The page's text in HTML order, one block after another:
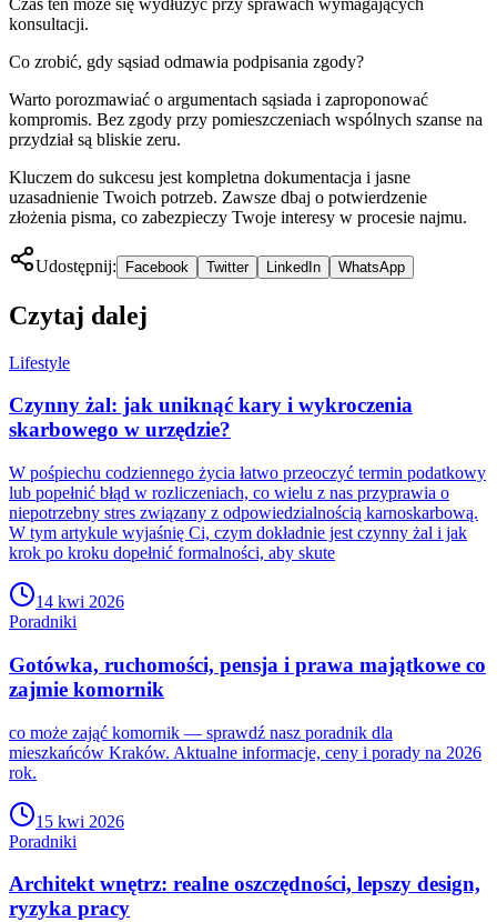
konsultacji.
Co zrobić, gdy sąsiad odmawia podpisania zgody?
Warto porozmawiać o argumentach sąsiada i zaproponować
kompromis. Bez zgody przy pomieszczeniach wspólnych szanse na
przydział są bliskie zeru.
Kluczem do sukcesu jest kompletna dokumentacja i jasne
uzasadnienie Twoich potrzeb. Zawsze dbaj o potwierdzenie
złożenia pisma, co zabezpieczy Twoje interesy w procesie najmu.
Udostępnij: Facebook Twitter LinkedIn WhatsApp
Czytaj dalej
Lifestyle
Czynny żal: jak uniknąć kary i wykroczenia
skarbowego w urzędzie?
W pośpiechu codziennego życia łatwo przeoczyć termin podatkowy
lub popełnić błąd w rozliczeniach, co wielu z nas przyprawia o
niepotrzebny stres związany z odpowiedzialnością karnoskarbową.
W tym artykule wyjaśnię Ci, czym dokładnie jest czynny żal i jak
krok po kroku dopełnić formalności, aby skute
14 kwi 2026
Poradniki
Gotówka, ruchomości, pensja i prawa majątkowe co
zajmie komornik
co może zająć komornik — sprawdź nasz poradnik dla
mieszkańców Kraków. Aktualne informacje, ceny i porady na 2026
rok.
15 kwi 2026
Poradniki
Architekt wnętrz: realne oszczędności, lepszy design,
ryzyka pracy